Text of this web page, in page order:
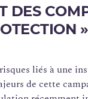
DES
liés à une
de cette